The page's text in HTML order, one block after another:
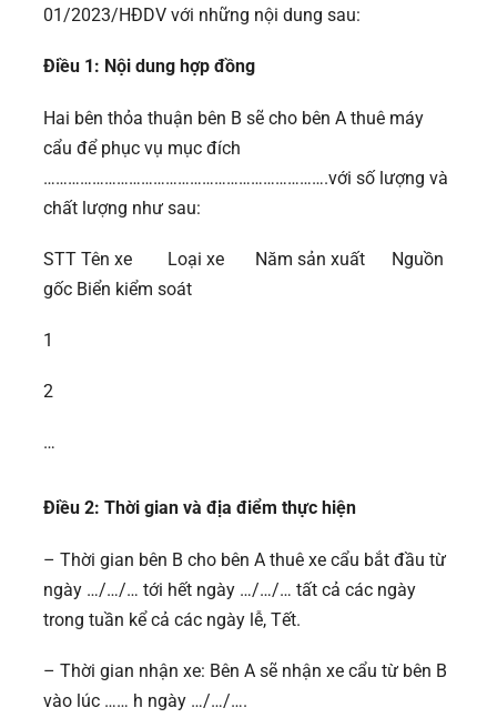
01/2023/HĐDV với những nội dung sau:
Điều 1: Nội dung hợp đồng
Hai bên thỏa thuận bên B sẽ cho bên A thuê máy
cẩu để phục vụ mục đích
…………………………………………………………….với số lượng và
chất lượng như sau:
STT Tên xe Loại xe Năm sản xuất Nguồn
gốc Biển kiểm soát
1
2
…
Điều 2: Thời gian và địa điểm thực hiện
– Thời gian bên B cho bên A thuê xe cẩu bắt đầu từ
ngày …/…/… tới hết ngày …/…/… tất cả các ngày
trong tuần kể cả các ngày lễ, Tết.
– Thời gian nhận xe: Bên A sẽ nhận xe cẩu từ bên B
vào lúc …… h ngày …/…/….